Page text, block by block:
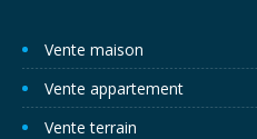
Vente maison
Vente appartement
Vente terrain